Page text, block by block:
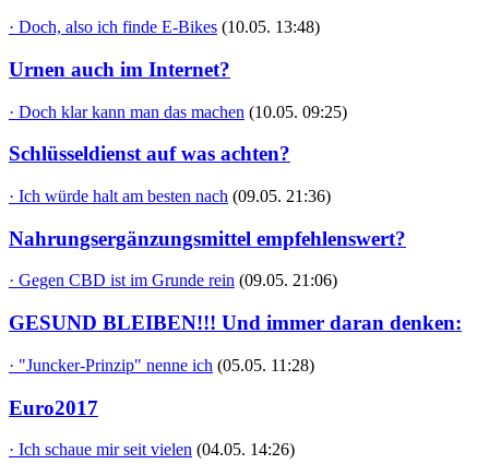
· Doch, also ich finde E-Bikes (10.05. 13:48)
Urnen auch im Internet?
· Doch klar kann man das machen (10.05. 09:25)
Schlüsseldienst auf was achten?
· Ich würde halt am besten nach (09.05. 21:36)
Nahrungsergänzungsmittel empfehlenswert?
· Gegen CBD ist im Grunde rein (09.05. 21:06)
GESUND BLEIBEN!!! Und immer daran denken:
· "Juncker-Prinzip" nenne ich (05.05. 11:28)
Euro2017
· Ich schaue mir seit vielen (04.05. 14:26)